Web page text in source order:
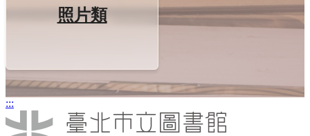
照片類
:::